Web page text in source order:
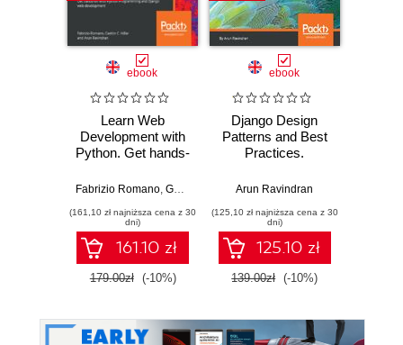
ebook
Learn Web
Development with
Python. Get hands-
Programming and
development
Fabrizio Romano, Gastón C. Hillar ,Arun Ravindran
(161,10 zł najniższa cena z 30
dni)
161.10 zł
179.00zł (-10%)
ebook
Django Design
Patterns and Best
Practices.
web development
solutions using
Python - Second
Edition
Arun Ravindran
(125,10 zł najniższa cena z 30
dni)
125.10 zł
139.00zł (-10%)